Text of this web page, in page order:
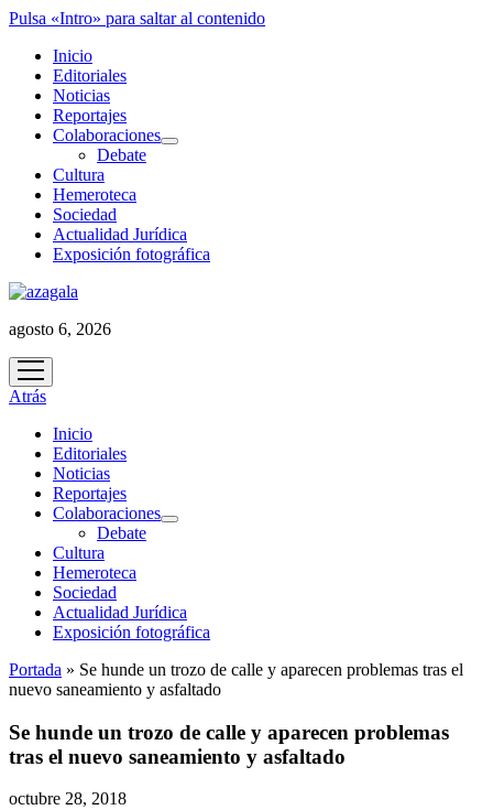
Pulsa «Intro» para saltar al contenido
Inicio
Editoriales
Noticias
Reportajes
Colaboraciones
abrir
Debate
Cultura
Hemeroteca
Sociedad
Actualidad Jurídica
Exposición fotográfica
agosto 6, 2026
abrir
menú
Atrás
Inicio
Editoriales
Noticias
Reportajes
Colaboraciones
abrir
Debate
Cultura
Hemeroteca
Sociedad
Actualidad Jurídica
Exposición fotográfica
Portada » Se hunde un trozo de calle y aparecen problemas tras el
nuevo saneamiento y asfaltado
Se hunde un trozo de calle y aparecen problemas
tras el nuevo saneamiento y asfaltado
octubre 28, 2018